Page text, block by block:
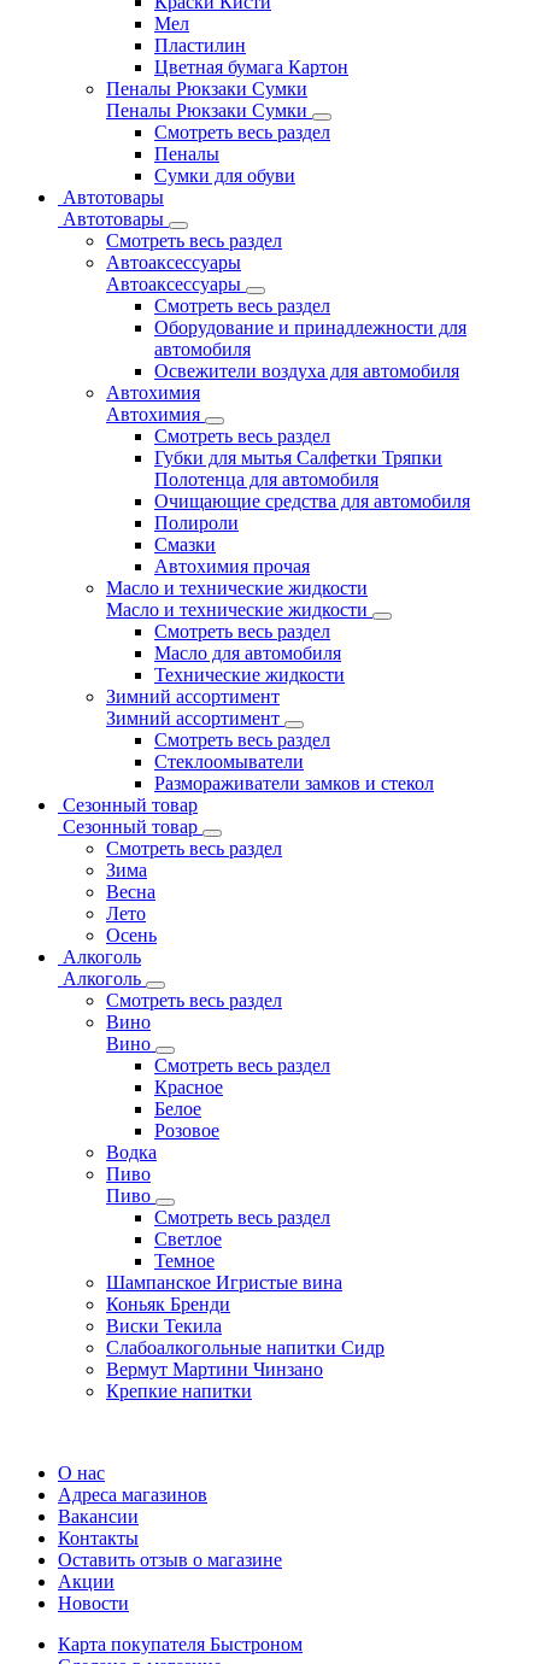
Мел
Пластилин
Цветная бумага Картон
Пеналы Рюкзаки Сумки
Пеналы Рюкзаки Сумки
Смотреть весь раздел
Пеналы
Сумки для обуви
Автотовары
Автотовары
Смотреть весь раздел
Автоаксессуары
Автоаксессуары
Смотреть весь раздел
Оборудование и принадлежности для
автомобиля
Освежители воздуха для автомобиля
Автохимия
Автохимия
Смотреть весь раздел
Губки для мытья Салфетки Тряпки
Полотенца для автомобиля
Очищающие средства для автомобиля
Полироли
Смазки
Автохимия прочая
Масло и технические жидкости
Масло и технические жидкости
Смотреть весь раздел
Масло для автомобиля
Технические жидкости
Зимний ассортимент
Зимний ассортимент
Смотреть весь раздел
Стеклоомыватели
Размораживатели замков и стекол
Сезонный товар
Сезонный товар
Смотреть весь раздел
Зима
Весна
Лето
Осень
Алкоголь
Алкоголь
Смотреть весь раздел
Вино
Вино
Смотреть весь раздел
Красное
Белое
Розовое
Водка
Пиво
Пиво
Смотреть весь раздел
Cветлое
Темное
Шампанское Игристые вина
Коньяк Бренди
Виски Текила
Слабоалкогольные напитки Сидр
Вермут Мартини Чинзано
Крепкие напитки
О нас
Адреса магазинов
Вакансии
Контакты
Оставить отзыв о магазине
Акции
Новости
Карта покупателя Быстроном